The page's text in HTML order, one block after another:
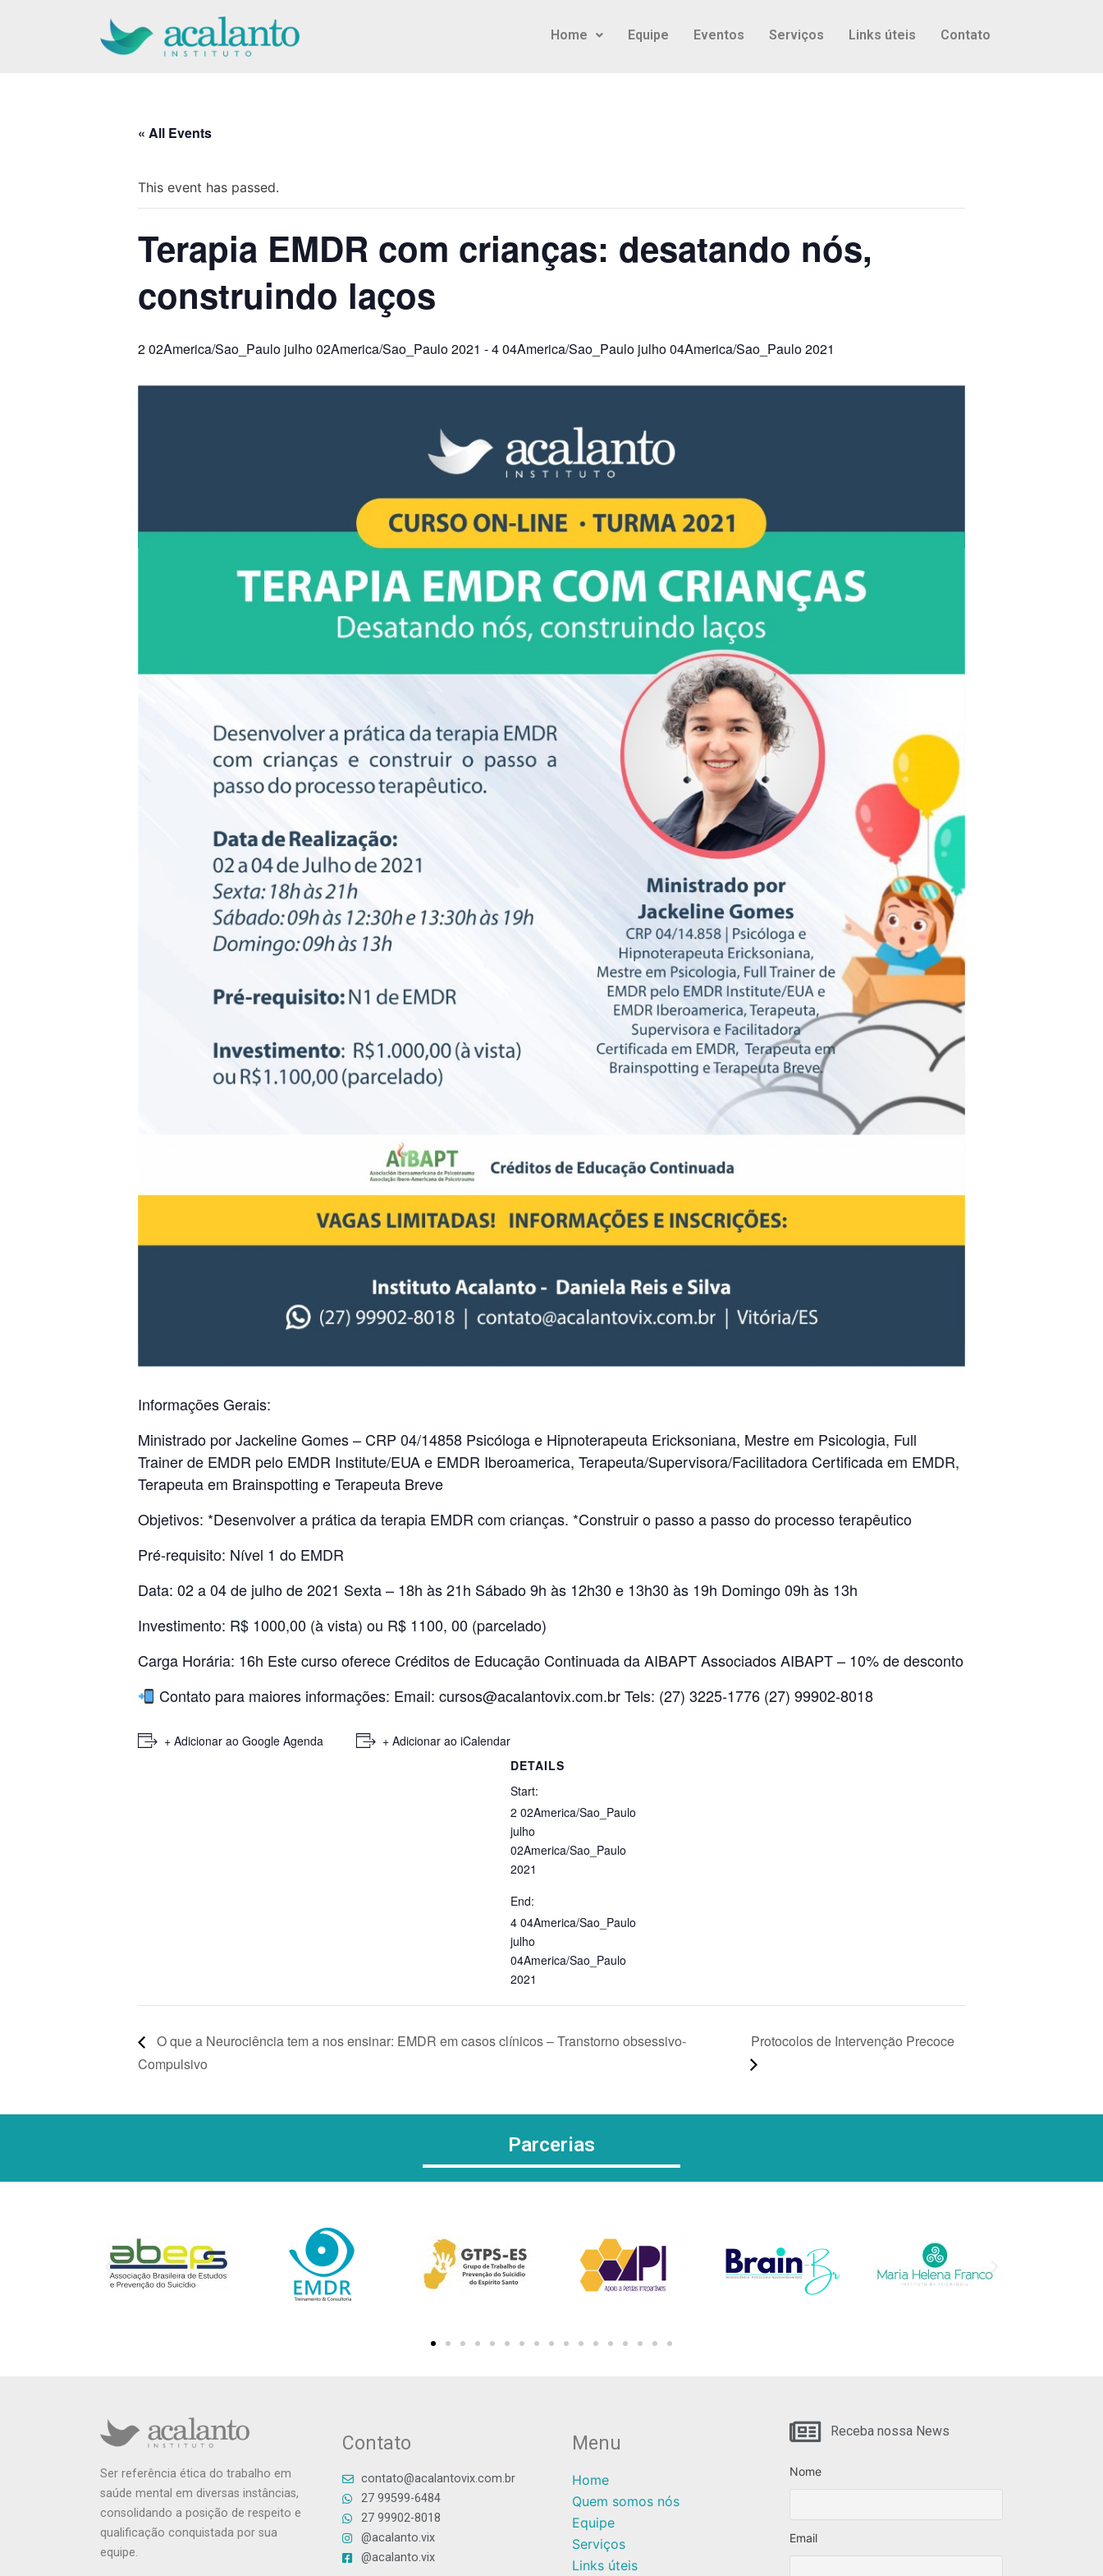
Home Equipe Eventos Serviços Links úteis Contato
« All Events
This event has passed.
Terapia EMDR com crianças: desatando nós,
construindo laços
2 02America/Sao_Paulo julho 02America/Sao_Paulo 2021 -4 04America/Sao_Paulo julho 04America/Sao_Paulo 2021
Informações Gerais:
Ministrado por Jackeline Gomes – CRP 04/14858 Psicóloga e Hipnoterapeuta Ericksoniana, Mestre em Psicologia, Full
Trainer de EMDR pelo EMDR Institute/EUA e EMDR Iberoamerica, Terapeuta/Supervisora/Facilitadora Certificada em EMDR,
Terapeuta em Brainspotting e Terapeuta Breve
Objetivos: *Desenvolver a prática da terapia EMDR com crianças. *Construir o passo a passo do processo terapêutico
Pré-requisito: Nível 1 do EMDR
Data: 02 a 04 de julho de 2021 Sexta – 18h às 21h Sábado 9h às 12h30 e 13h30 às 19h Domingo 09h às 13h
Investimento: R$ 1000,00 (à vista) ou R$ 1100, 00 (parcelado)
Carga Horária: 16h Este curso oferece Créditos de Educação Continuada da AIBAPT Associados AIBAPT – 10% de desconto
Contato para maiores informações: Email: cursos@acalantovix.com.brTels: (27) 3225-1776 (27) 99902-8018
+ Adicionar ao Google Agenda
+ Adicionar ao iCalendar
DETAILS
Start:
2 02America/Sao_Paulo
julho
02America/Sao_Paulo
2021
End:
4 04America/Sao_Paulo
julho
04America/Sao_Paulo
2021
O que a Neurociência tem a nos ensinar: EMDR em casos clínicos – Transtorno obsessivo-
Compulsivo
Protocolos de Intervenção Precoce
Parcerias
Ser referência ética do trabalho em
saúde mental em diversas instâncias,
consolidando a posição de respeito e
qualificação conquistada por sua
equipe.
Contato
contato@acalantovix.com.br
27 99599-6484
27 99902-8018
@acalanto.vix
@acalanto.vix
Menu
Home
Quem somos nós
Equipe
Serviços
Links úteis
Receba nossa News
Nome
Email